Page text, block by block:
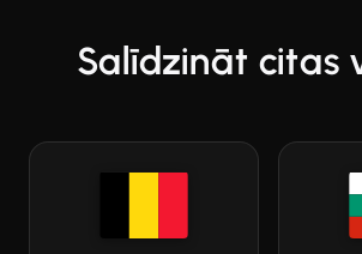
Salīdzināt citas